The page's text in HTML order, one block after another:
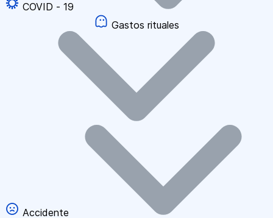
COVID - 19
Gastos rituales
Accidente